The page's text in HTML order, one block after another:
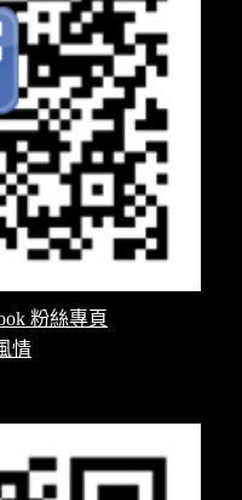
粉絲專頁
情